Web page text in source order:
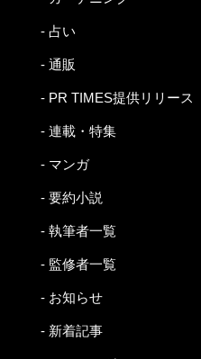
- 占い
- 通販
- PR TIMES提供リリース
- 連載・特集
- マンガ
- 要約小説
- 執筆者一覧
- 監修者一覧
- お知らせ
- 新着記事